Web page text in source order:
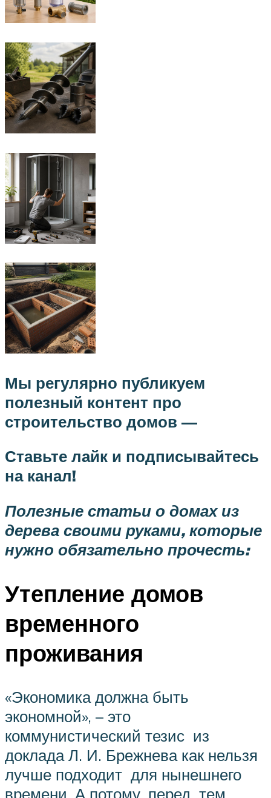
Мы регулярно публикуем
полезный контент про
строительство домов —
Ставьте лайк и подписывайтесь
на канал!
Полезные статьи о домах из
дерева своими руками, которые
нужно обязательно прочесть:
Утепление домов
временного
проживания
«Экономика должна быть
экономной», – это
коммунистический тезис из
доклада Л. И. Брежнева как нельзя
лучше подходит для нынешнего
времени. А потому, перед тем